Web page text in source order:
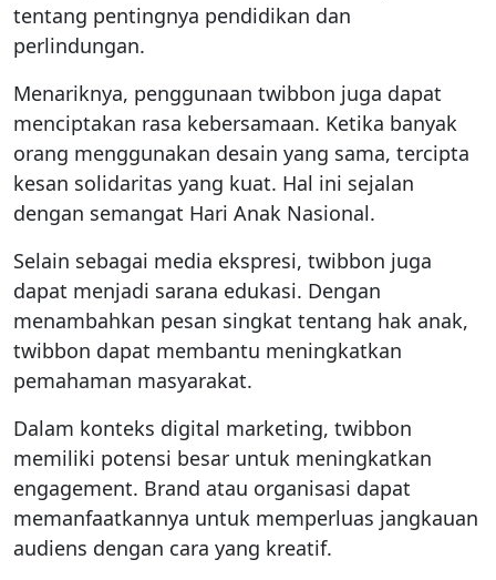
tentang pentingnya pendidikan dan
perlindungan.
Menariknya, penggunaan twibbon juga dapat
menciptakan rasa kebersamaan. Ketika banyak
orang menggunakan desain yang sama, tercipta
kesan solidaritas yang kuat. Hal ini sejalan
dengan semangat Hari Anak Nasional.
Selain sebagai media ekspresi, twibbon juga
dapat menjadi sarana edukasi. Dengan
menambahkan pesan singkat tentang hak anak,
twibbon dapat membantu meningkatkan
pemahaman masyarakat.
Dalam konteks digital marketing, twibbon
memiliki potensi besar untuk meningkatkan
engagement. Brand atau organisasi dapat
memanfaatkannya untuk memperluas jangkauan
audiens dengan cara yang kreatif.